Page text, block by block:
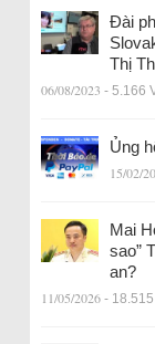
Đài
Thị
06/08/2023 - 5.166
Ủng
15/02/
Mai
sao”
an?
11/05/2026 -